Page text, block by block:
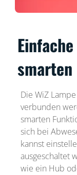
Die WiZ
verbunden
smarten
sich bei
kannst
ausgeschaltet
wie ein Hub